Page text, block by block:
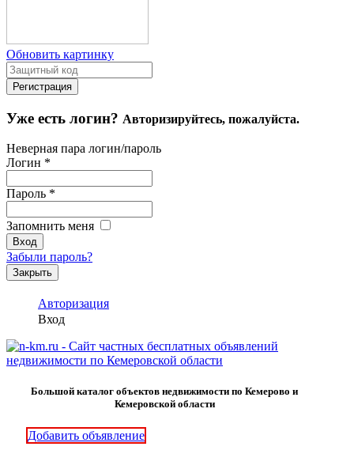
Обновить картинку
Уже есть логин? Авторизируйтесь, пожалуйста.
Неверная пара логин/пароль
Логин *
Пароль *
Запомнить меня
Забыли пароль?
Закрыть
Авторизация
Вход
Большой каталог объектов недвижимости по Кемерово и
Кемеровской области
Добавить объявление